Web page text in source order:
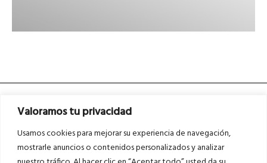
Valoramos tu privacidad
Usamos cookies para mejorar su experiencia de navegación,
mostrarle anuncios o contenidos personalizados y analizar